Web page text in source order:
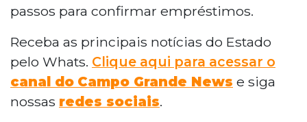
passos para confirmar empréstimos.
Receba as principais notícias do Estado
pelo Whats. Clique aqui para acessar o
canal do Campo Grande News e siga
nossas redes sociais.